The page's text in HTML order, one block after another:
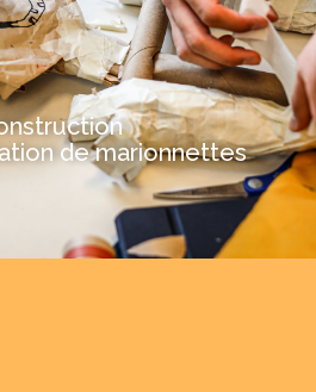
de marionnettes